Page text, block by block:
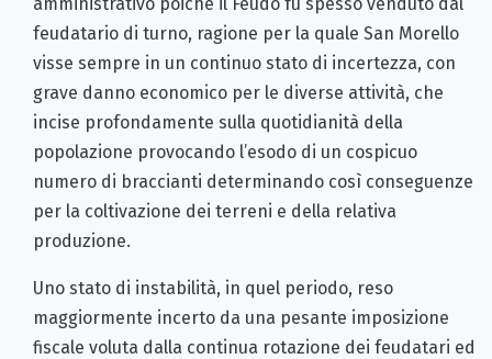
feudatario di turno, ragione per la quale San Morello
visse sempre in un continuo stato di incertezza, con
grave danno economico per le diverse attività, che
incise profondamente sulla quotidianità della
popolazione provocando l’esodo di un cospicuo
numero di braccianti determinando così conseguenze
per la coltivazione dei terreni e della relativa
produzione.
Uno stato di instabilità, in quel periodo, reso
maggiormente incerto da una pesante imposizione
fiscale voluta dalla continua rotazione dei feudatari ed